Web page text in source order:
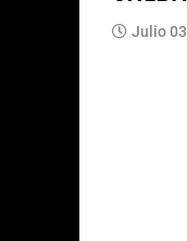
Julio